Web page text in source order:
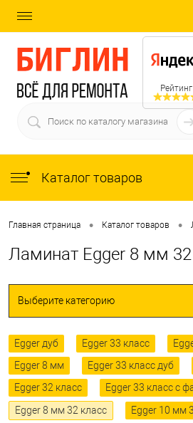
Рейтинг
Каталог товаров
Главная страница • Каталог товаров •
Ламинат Egger 8 мм 32
Выберите категорию
Egger дуб Egger 33 класс
Egger 8 мм
Egger 33 класс дуб
Egger 32 класс
Egger 33 класс с
Egger 8 мм 32 класс
Egger 10 мм